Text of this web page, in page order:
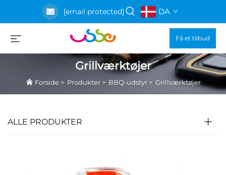
[email protected] DA
Få et tilbud
Grillværktøjer
Forside> Produkter> BBQ-udstyr> Grillværktøjer
ALLE PRODUKTER